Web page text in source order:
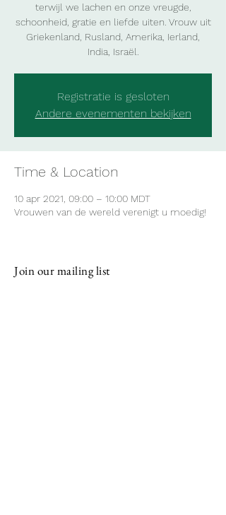
terwijl we lachen en onze vreugde,
schoonheid, gratie en liefde uiten. Vrouw uit
Griekenland, Rusland, Amerika, Ierland,
India, Israël.
Registratie is gesloten
Andere evenementen bekijken
Time & Location
10 apr 2021, 09:00 – 10:00 MDT
Vrouwen van de wereld verenigt u moedig!
Join our mailing list